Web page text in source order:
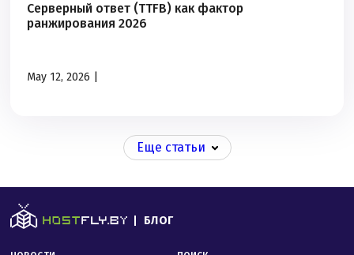
Серверный ответ (TTFB) как фактор
ранжирования 2026
May 12, 2026 |
Еще статьи
БЛОГ